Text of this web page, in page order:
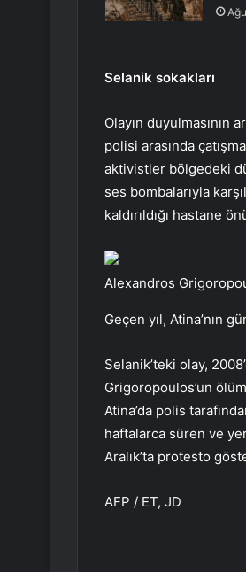
Selanik sokakları
Olayın
polisi arasında
aktivistler bölgedeki
ses bombalarıyla
kaldırıldığı hastane
Alexandros
Geçen yıl, Atina’nın
Selanik’teki olay,
Grigoropoulos’un
Atina’da polis
haftalarca süren ve
Aralık’ta protesto
AFP / ET, JD